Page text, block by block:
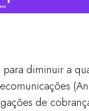
diminuir a
de